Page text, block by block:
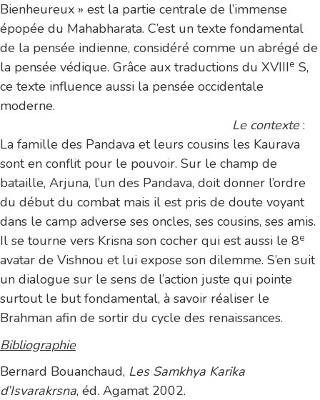
Bienheureux » est la partie centrale de l’immense
épopée du Mahabharata. C’est un texte fondamental
de la pensée indienne, considéré comme un abrégé de
la pensée védique. Grâce aux traductions du XVIIIe S,
ce texte influence aussi la pensée occidentale
moderne.
Le contexte:
La famille des Pandava et leurs cousins les Kaurava
sont en conflit pour le pouvoir. Sur le champ de
bataille, Arjuna, l’un des Pandava, doit donner l’ordre
du début du combat mais il est pris de doute voyant
dans le camp adverse ses oncles, ses cousins, ses amis.
Il se tourne vers Krisna son cocher qui est aussi le 8e
avatar de Vishnou et lui expose son dilemme. S’en suit
un dialogue sur le sens de l’action juste qui pointe
surtout le but fondamental, à savoir réaliser le
Brahman afin de sortir du cycle des renaissances.
Bibliographie
Bernard Bouanchaud, Les Samkhya Karika
d’Isvarakrsna, éd. Agamat 2002.